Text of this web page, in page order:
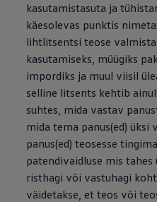
kasutamistasuta ja
käesolevas punktis
lihtlitsentsi teose
kasutamiseks, müügiks
impordiks ja muul viisil
selline litsents kehtib
suhtes, mida vastav
mida tema panus(ed)
panus(ed) teosesse
patendivaidluse mis tahes
risthagi või vastuhagi
väidetakse, et teos või